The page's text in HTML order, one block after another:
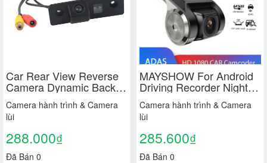
Car Rear View Reverse
Camera Dynamic Backup
Camera for Skoda
Octavia 2008-2013
Camera hành trình & Camera
lùi
288.000₫
Đã Bán 0
MAYSHOW For Android
Driving Recorder Night
Vision HD Tachograph
Dash Cam Dashcam
DVRs 720P Auto
Recorder Video
Multimedia Player ADAS
Car DVR
Camera hành trình & Camera
lùi
285.600₫
Đã Bán 0